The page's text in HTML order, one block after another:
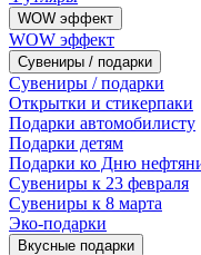
WOW эффект
WOW эффект
Сувениры / подарки
Сувениры / подарки
Открытки и стикерпаки
Подарки автомобилисту
Подарки детям
Подарки ко Дню
Сувениры к 23 февраля
Сувениры к 8 марта
Эко-подарки
Вкусные подарки